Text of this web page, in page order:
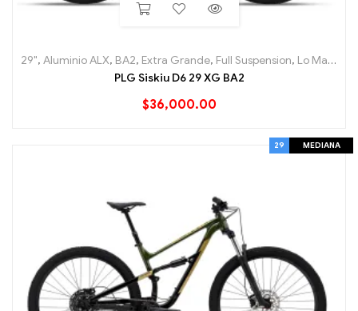
29", Aluminio ALX, BA2, Extra Grande, Full Suspension, Lo Mas nuevo
PLG Siskiu D6 29 XG BA2
$36,000.00
29 MEDIANA